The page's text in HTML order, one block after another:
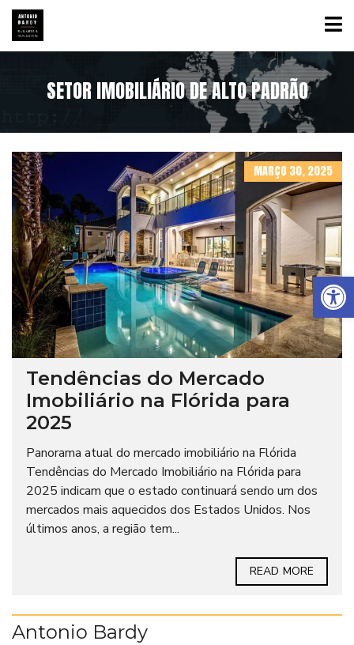
Abrir a barra de ferramentas
SETOR IMOBILIÁRIO DE ALTO PADRÃO
MARÇO 30, 2025
Tendências do Mercado
Imobiliário na Flórida para
2025
Panorama atual do mercado imobiliário na Flórida
Tendências do Mercado Imobiliário na Flórida para
2025 indicam que o estado continuará sendo um dos
mercados mais aquecidos dos Estados Unidos. Nos
últimos anos, a região tem...
READ MORE
Antonio Bardy